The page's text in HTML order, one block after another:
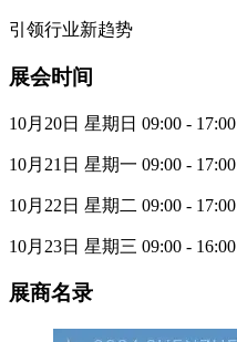
引领行业新趋势
展会时间
10月20日 星期日 09:00 - 17:00
10月21日 星期一 09:00 - 17:00
10月22日 星期二 09:00 - 17:00
10月23日 星期三 09:00 - 16:00
展商名录